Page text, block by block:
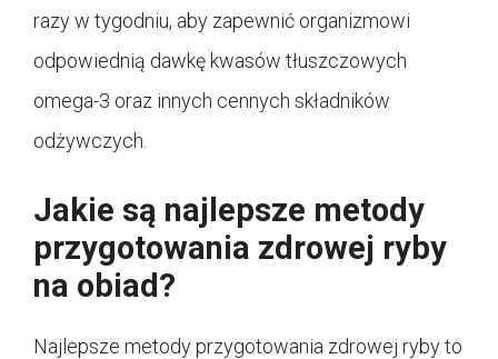
razy w tygodniu, aby zapewnić organizmowi
odpowiednią dawkę kwasów tłuszczowych
omega-3 oraz innych cennych składników
odżywczych.
Jakie są najlepsze metody
przygotowania zdrowej ryby
na obiad?
Najlepsze metody przygotowania zdrowej ryby to